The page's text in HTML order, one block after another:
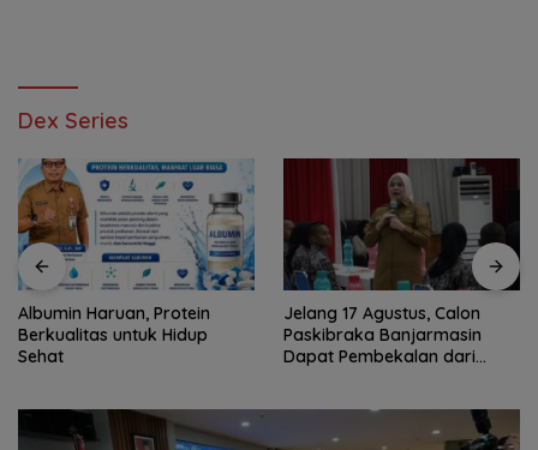
Dex Series
Albumin Haruan, Protein
Berkualitas untuk Hidup
Sehat
Jelang 17 Agustus, Calon
Paskibraka Banjarmasin
Dapat Pembekalan dari